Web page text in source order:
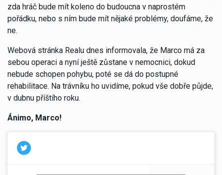
zda hráč bude mít koleno do budoucna v naprostém
pořádku, nebo s ním bude mít nějaké problémy, doufáme, že
ne.
Webová stránka Realu dnes informovala, že Marco má za
sebou operaci a nyní ještě zůstane v nemocnici, dokud
nebude schopen pohybu, poté se dá do postupné
rehabilitace. Na trávníku ho uvidíme, pokud vše dobře půjde,
v dubnu příštího roku.
Ánimo, Marco!